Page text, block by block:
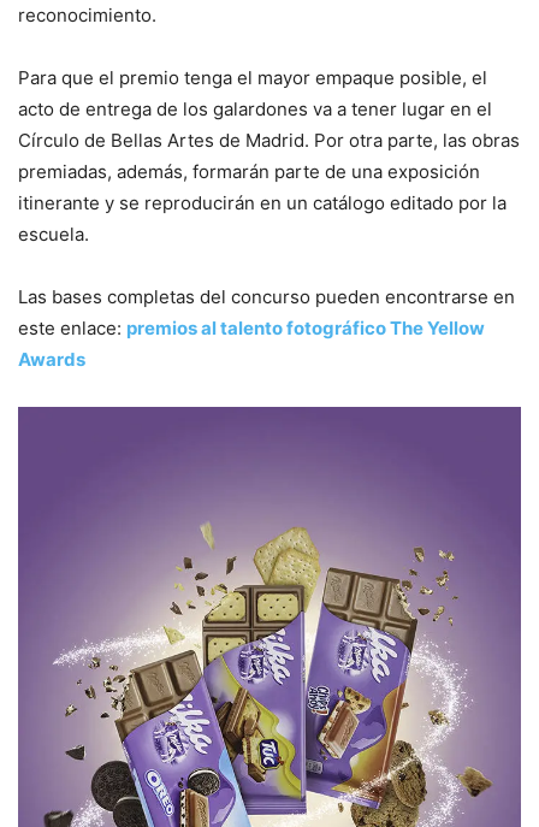
reconocimiento.
Para que el premio tenga el mayor empaque posible, el
acto de entrega de los galardones va a tener lugar en el
Círculo de Bellas Artes de Madrid. Por otra parte, las obras
premiadas, además, formarán parte de una exposición
itinerante y se reproducirán en un catálogo editado por la
escuela.
Las bases completas del concurso pueden encontrarse en
este enlace: premios al talento fotográfico The Yellow
Awards